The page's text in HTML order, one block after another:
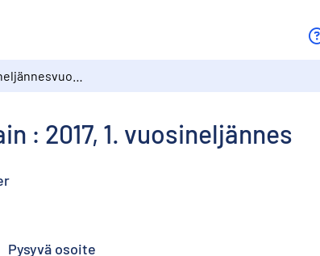
: 2017, 1. vuosineljännes
Pysyvä osoite